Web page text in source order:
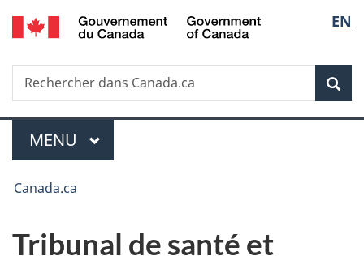
Passer
au
principal
Passer
à
Au
du
Passer
à
version
simplifiée
langue
EN
Recherche
Rechercher
dans
Menu
MENU PRINCIPAL
Vous
êtes
ici :
Canada.ca
Tribunal de santé et